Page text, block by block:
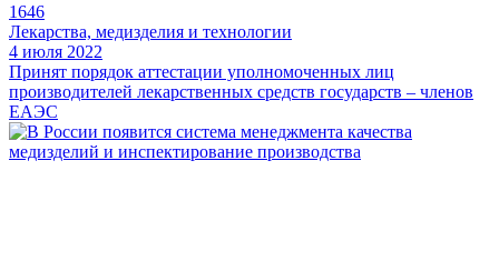
1646
Лекарства, медизделия и технологии
4 июля 2022
Принят порядок аттестации уполномоченных лиц
производителей лекарственных средств государств – членов
ЕАЭС